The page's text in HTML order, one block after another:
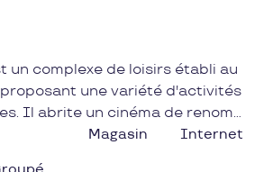
un complexe de loisirs établi au
une variété d'activités
Il abrite un cinéma de renom
de films récents. En plus de
Magasin Internet